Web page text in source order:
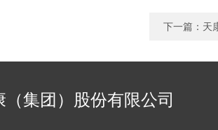
下一篇： 天
（集团）股份有限公司